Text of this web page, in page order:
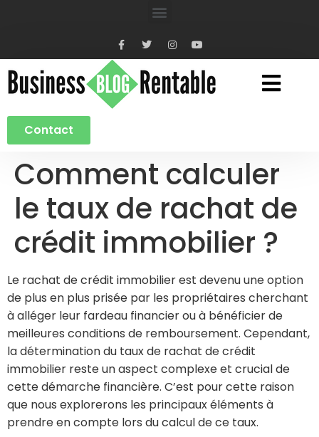
Contact
Comment calculer
le taux de rachat de
crédit immobilier ?
Le rachat de crédit immobilier est devenu une option
de plus en plus prisée par les propriétaires cherchant
à alléger leur fardeau financier ou à bénéficier de
meilleures conditions de remboursement. Cependant,
la détermination du taux de rachat de crédit
immobilier reste un aspect complexe et crucial de
cette démarche financière. C’est pour cette raison
que nous explorerons les principaux éléments à
prendre en compte lors du calcul de ce taux.